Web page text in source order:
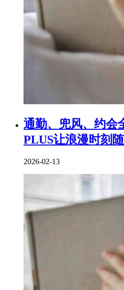
通勤、兜风、约会
PLUS让浪漫时刻随
2026-02-13